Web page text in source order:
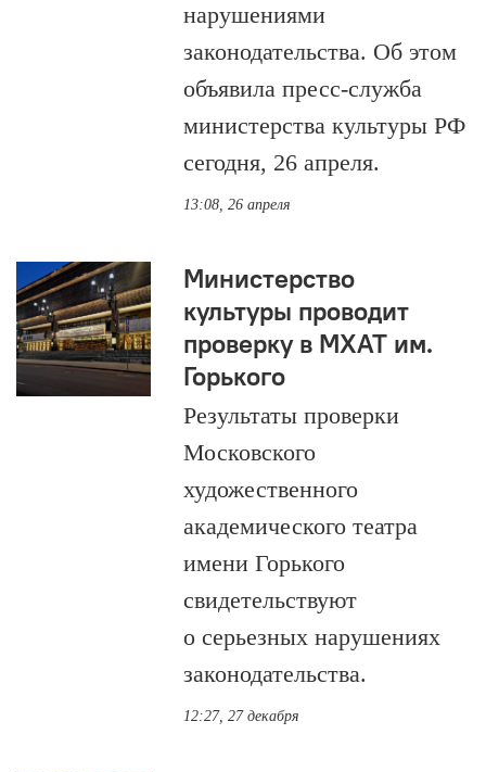
нарушениями
законодательства. Об этом
объявила пресс-служба
министерства культуры РФ
сегодня, 26 апреля.
13:08, 26 апреля
Министерство
культуры проводит
проверку в МХАТ им.
Горького
Результаты проверки
Московского
художественного
академического театра
имени Горького
свидетельствуют
о серьезных нарушениях
законодательства.
12:27, 27 декабря